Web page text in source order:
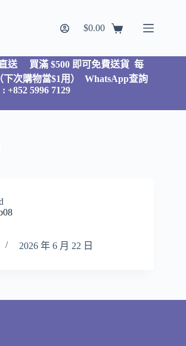
$0.00
直送
買滿 $500 即可免費送貨 每
下次購物當$1用）WhatsApp查詢
: +852 5996 7129
2026 年 6 月 22 日